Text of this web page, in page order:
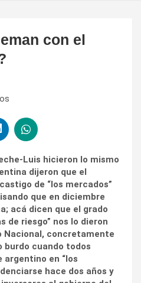
con el
Luis hicieron lo mismo
dijeron que el
de “los mercados”
que en diciembre
acá dicen que el grado
de riesgo” nos lo dieron
Nacional, concretamente
burdo cuando todos
argentino en “los
hace dos años y